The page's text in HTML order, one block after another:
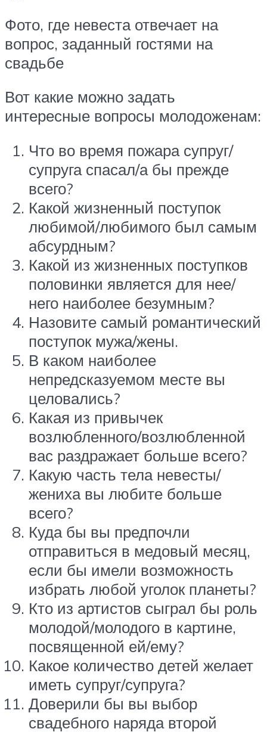
Фото, где невеста отвечает на
вопрос, заданный гостями на
свадьбе
Вот какие можно задать
интересные вопросы молодоженам:
Что во время пожара супруг/
супруга спасал/а бы прежде
всего?
Какой жизненный поступок
любимой/любимого был самым
абсурдным?
Какой из жизненных поступков
половинки является для нее/
него наиболее безумным?
Назовите самый романтический
поступок мужа/жены.
В каком наиболее
непредсказуемом месте вы
целовались?
Какая из привычек
возлюбленного/возлюбленной
вас раздражает больше всего?
Какую часть тела невесты/
жениха вы любите больше
всего?
Куда бы вы предпочли
отправиться в медовый месяц,
если бы имели возможность
избрать любой уголок планеты?
Кто из артистов сыграл бы роль
молодой/молодого в картине,
посвященной ей/ему?
Какое количество детей желает
иметь супруг/супруга?
Доверили бы вы выбор
свадебного наряда второй